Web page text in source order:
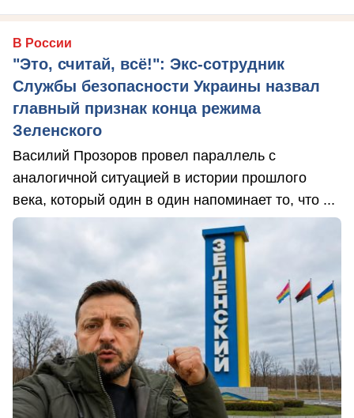
В России
"Это, считай, всё!": Экс-сотрудник
Службы безопасности Украины назвал
главный признак конца режима
Зеленского
Василий Прозоров провел параллель с
аналогичной ситуацией в истории прошлого
века, который один в один напоминает то, что ...